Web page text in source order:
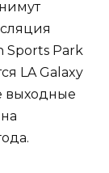
Sports Park
LA Galaxy
выходные